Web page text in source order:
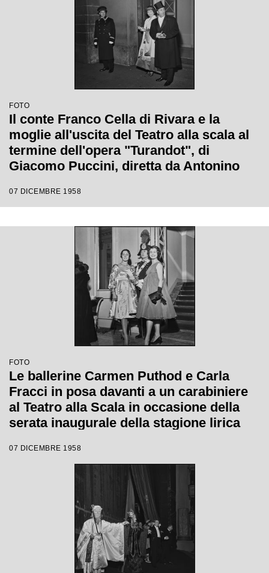
FOTO
Il conte Franco Cella di Rivara e la
moglie all'uscita del Teatro alla scala al
termine dell'opera "Turandot", di
Giacomo Puccini, diretta da Antonino
Wallmann, che inaugura la stagione
07 DICEMBRE 1958
FOTO
Le ballerine Carmen Puthod e Carla
Fracci in posa davanti a un carabiniere
al Teatro alla Scala in occasione della
serata inaugurale della stagione lirica
Giacomo Puccini, diretta da Antonino
Votto con la regia di Margherita
07 DICEMBRE 1958